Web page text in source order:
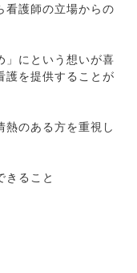
看護師の立場からの
」にという想いが喜
護を提供することが
熱のある方を重視し
きること